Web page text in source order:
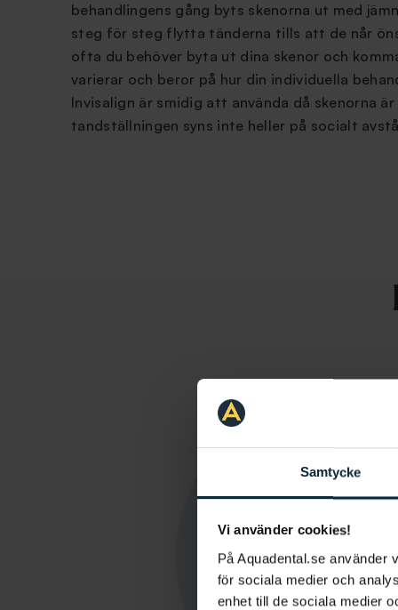
Samtycke
Vi använder cookies!
På Aquadental.se använder
för sociala medier och
enhet till de sociala medier
behandlingens gång byts skenorna ut med
steg för steg flytta tänderna tills att de når
ofta du behöver byta ut dina skenor och
varierar och beror på hur din individuella
Invisalign är smidig att använda då skenorna
tandställningen syns inte heller på socialt